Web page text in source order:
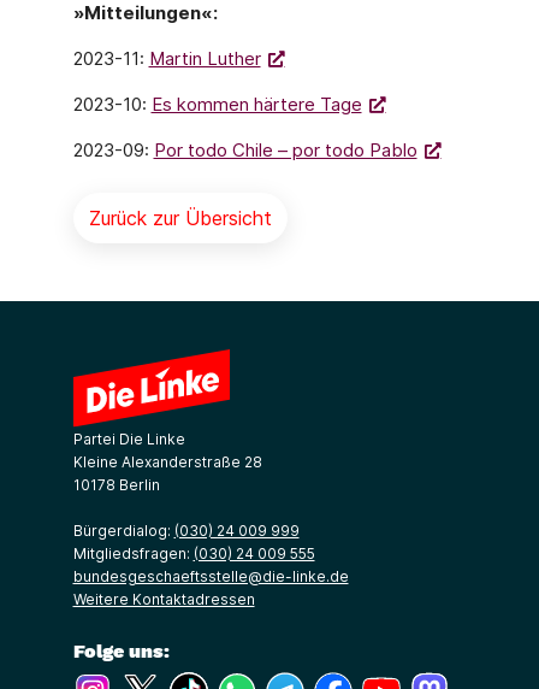
»Mitteilungen«:
2023-11: Martin Luther
2023-10: Es kommen härtere Tage
2023-09: Por todo Chile – por todo Pablo
Zurück zur Übersicht
Partei Die Linke
Kleine Alexanderstraße 28
10178 Berlin
Bürgerdialog: (030) 24 009 999
Mitgliedsfragen: (030) 24 009 555
bundesgeschaeftsstelle@die-linke.de
Weitere Kontaktadressen
Folge uns:
(Link öffnet ein neues Fenster)
(Link öffnet ein neues Fenster)
(Link öffnet ein neues Fenster)
(Link öffnet ein neues Fenster)
(Link öffnet ein neues Fenster)
(Link öffnet ein neues
(Link öffnet ein